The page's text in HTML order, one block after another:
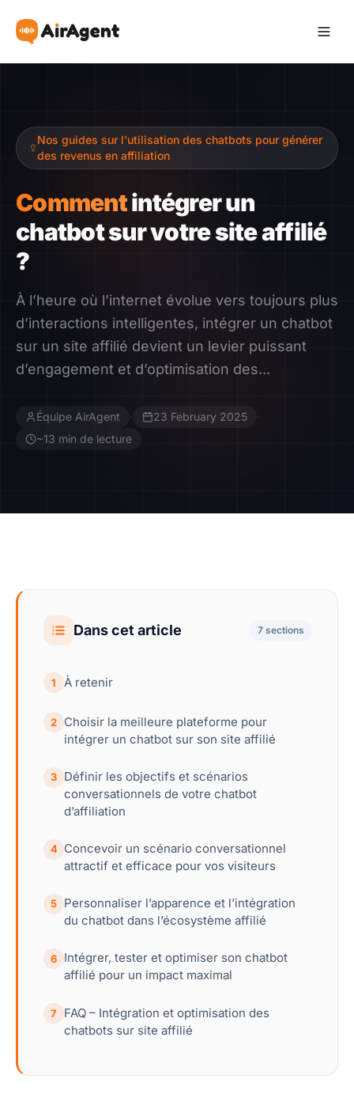
Recommander
Gagner
Ressources
Guide
Devenir Affilié
Nos guides sur l'utilisation des chatbots pour générer
des revenus en affiliation
Commentintégrer un
chatbot sur votre site affilié
?
À l’heure où l’internet évolue vers toujours plus
d’interactions intelligentes, intégrer un chatbot
sur un site affilié devient un levier puissant
d’engagement et d’optimisation des...
Équipe AirAgent · 23 February 2025
·
~13 min de lecture
Dans cet article 7 sections
1 À retenir
2
Choisir la meilleure plateforme pour
intégrer un chatbot sur son site affilié
3
Définir les objectifs et scénarios
conversationnels de votre chatbot
d’affiliation
4 Concevoir un scénario conversationnel
attractif et efficace pour vos visiteurs
5
Personnaliser l’apparence et l’intégration
du chatbot dans l’écosystème affilié
6
Intégrer, tester et optimiser son chatbot
affilié pour un impact maximal
7
FAQ – Intégration et optimisation des
chatbots sur site affilié